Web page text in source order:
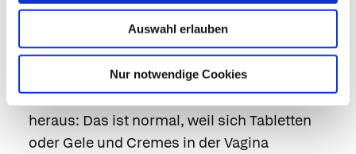
Auswahl erlauben
Nur notwendige Cookies
Häufige Fehler bei der
Anwendung von Vaginalia
Der Wirkstoff fließt wieder aus der Vagina
heraus: Das ist normal, weil sich Tabletten
oder Gele und Cremes in der Vagina